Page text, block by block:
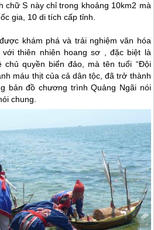
chữ S này chỉ trong khoảng 10km2 mà
gia, 10 di tích cấp tỉnh.
khám phá và trải nghiệm văn hóa
thiên nhiên hoang sơ , đặc biệt là
chủ quyền biển đảo, mà tên tuổi “Đội
máu thịt của cả dân tộc, đã trở thành
bản đồ chương trình Quảng Ngãi nói
chung.